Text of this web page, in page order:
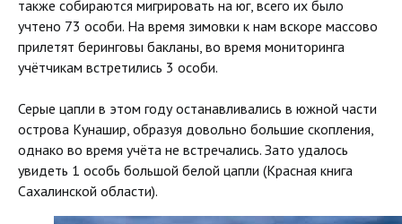
также собираются мигрировать на юг, всего их было
учтено 73 особи. На время зимовки к нам вскоре массово
прилетят беринговы бакланы, во время мониторинга
учётчикам встретились 3 особи.
Серые цапли в этом году останавливались в южной части
острова Кунашир, образуя довольно большие скопления,
однако во время учёта не встречались. Зато удалось
увидеть 1 особь большой белой цапли (Красная книга
Сахалинской области).